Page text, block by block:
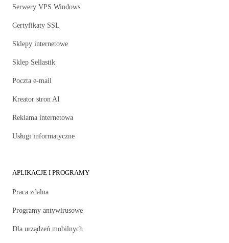
Serwery VPS Windows
Certyfikaty SSL
Sklepy internetowe
Sklep Sellastik
Poczta e-mail
Kreator stron AI
Reklama internetowa
Usługi informatyczne
APLIKACJE I PROGRAMY
Praca zdalna
Programy antywirusowe
Dla urządzeń mobilnych